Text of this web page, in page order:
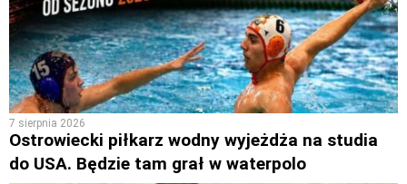
7 sierpnia 2026
Ostrowiecki piłkarz wodny wyjeżdża na studia
do USA. Będzie tam grał w waterpolo